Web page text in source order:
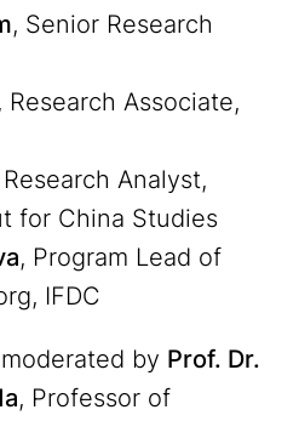
, Senior Research
, Research Associate,
Research Analyst,
for China Studies
, Program Lead of
IFDC
by Prof. Dr.
, Professor of